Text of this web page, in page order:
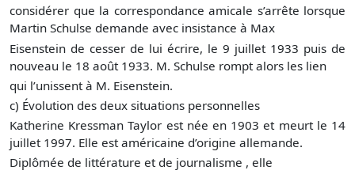
considérer que la correspondance amicale s’arrête lorsque
Martin Schulse demande avec insistance à Max
Eisenstein de cesser de lui écrire, le 9 juillet 1933 puis de
nouveau le 18 août 1933. M. Schulse rompt alors les lien
qui l’unissent à M. Eisenstein.
c) Évolution des deux situations personnelles
Katherine Kressman Taylor est née en 1903 et meurt le 14
juillet 1997. Elle est américaine d’origine allemande.
Diplômée de littérature et de journalisme , elle